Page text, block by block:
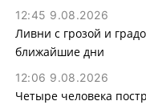
12:45 9.08.2026
Ливни с грозой и
ближайшие дни
12:06 9.08.2026
Четыре человека